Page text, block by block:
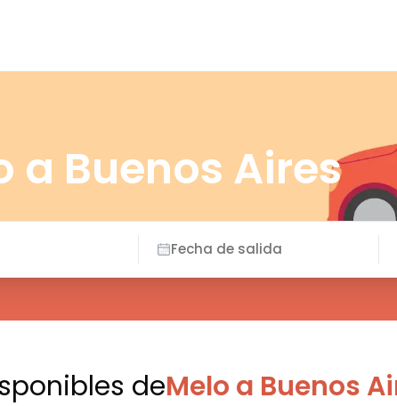
a Buenos Aires
Fecha de salida
deMelo a Buenos